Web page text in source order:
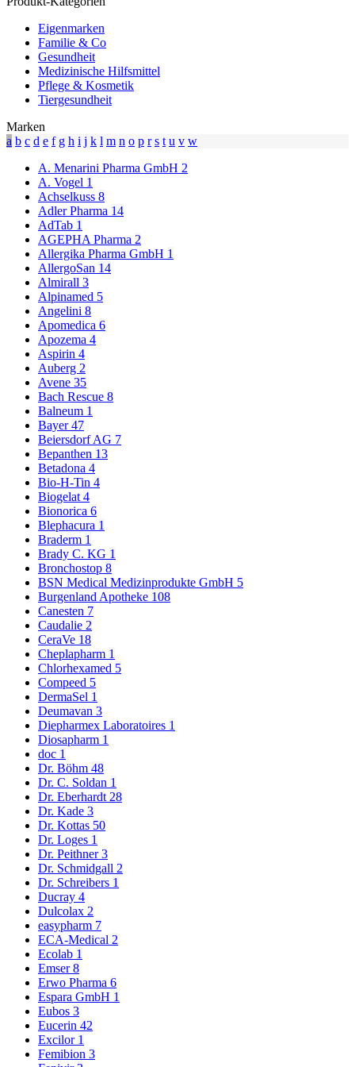
Eigenmarken
Familie & Co
Gesundheit
Medizinische Hilfsmittel
Pflege & Kosmetik
Tiergesundheit
Marken
a b c d e f g h i j k l m n o p r s t u v w
A. Menarini Pharma GmbH 2
A. Vogel 1
Achselkuss 8
Adler Pharma 14
AdTab 1
AGEPHA Pharma 2
Allergika Pharma GmbH 1
AllergoSan 14
Almirall 3
Alpinamed 5
Angelini 8
Apomedica 6
Apozema 4
Aspirin 4
Auberg 2
Avene 35
Bach Rescue 8
Balneum 1
Bayer47
Beiersdorf AG 7
Bepanthen 13
Betadona 4
Bio-H-Tin 4
Biogelat 4
Bionorica 6
Blephacura 1
Braderm 1
Brady C. KG 1
Bronchostop 8
BSN Medical Medizinprodukte GmbH 5
Burgenland Apotheke 108
Canesten 7
Caudalie 2
CeraVe 18
Cheplapharm 1
Chlorhexamed 5
Compeed 5
DermaSel 1
Deumavan 3
Diepharmex Laboratoires 1
Diosapharm 1
doc 1
Dr. Böhm 48
Dr. C. Soldan 1
Dr. Eberhardt 28
Dr. Kade 3
Dr. Kottas 50
Dr. Loges 1
Dr. Peithner3
Dr. Schmidgall 2
Dr. Schreibers 1
Ducray 4
Dulcolax 2
easypharm 7
ECA-Medical 2
Ecolab 1
Emser8
Erwo Pharma 6
Espara GmbH 1
Eubos 3
Eucerin 42
Excilor 1
Femibion 3